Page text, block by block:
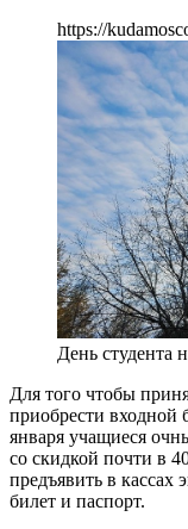
https://
День студента
Для того чтобы
приобрести
января учащиеся
со скидкой почти в
предъявить в кассах
билет и паспорт.